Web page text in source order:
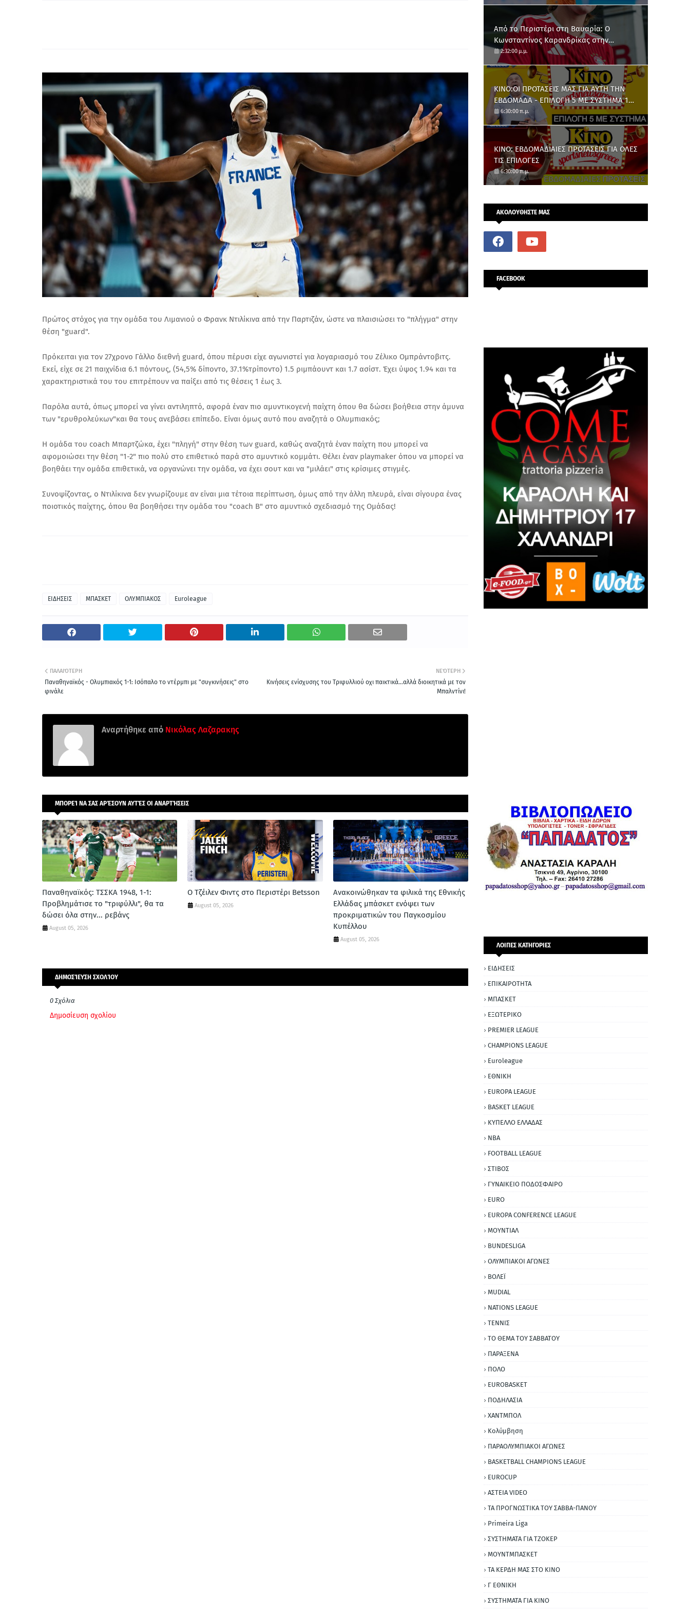
Πρώτος στόχος για την ομάδα του Λιμανιού ο Φρανκ Ντιλίκινα από την Παρτιζάν, ώστε να πλαισιώσει το "πλήγμα" στην
θέση "guard".
Πρόκειται για τον 27χρονο Γάλλο διεθνή guard, όπου πέρυσι είχε αγωνιστεί για λογαριασμό του Ζέλικο Ομπράντοβιτς.
Εκεί, είχε σε 21 παιχνίδια 6.1 πόντους, (54,5% δίποντο, 37.1%τρίποντο) 1.5 ριμπάουντ και 1.7 ασίστ. Έχει ύψος 1.94 και τα
χαρακτηριστικά του του επιτρέπουν να παίξει από τις θέσεις 1 έως 3.
Παρόλα αυτά, όπως μπορεί να γίνει αντιληπτό, αφορά έναν πιο αμυντικογενή παίχτη όπου θα δώσει βοήθεια στην άμυνα
των "ερυθρολεύκων"και θα τους ανεβάσει επίπεδο. Είναι όμως αυτό που αναζητά ο Ολυμπιακός;
Η ομάδα του coach Μπαρτζώκα, έχει "πληγή" στην θέση των guard, καθώς αναζητά έναν παίχτη που μπορεί να
αφομοιώσει την θέση "1-2" πιο πολύ στο επιθετικό παρά στο αμυντικό κομμάτι. Θέλει έναν playmaker όπου να μπορεί να
βοηθάει την ομάδα επιθετικά, να οργανώνει την ομάδα, να έχει σουτ και να "μιλάει" στις κρίσιμες στιγμές.
Συνοψίζοντας, ο Ντιλίκινα δεν γνωρίζουμε αν είναι μια τέτοια περίπτωση, όμως από την άλλη πλευρά, είναι σίγουρα ένας
ποιοτικός παίχτης, όπου θα βοηθήσει την ομάδα του "coach B" στο αμυντικό σχεδιασμό της Ομάδας!
ΕΙΔΗΣΕΙΣ ΜΠΑΣΚΕΤ ΟΛΥΜΠΙΑΚΟΣ Euroleague
ΝΕΌΤΕΡΗ
Κινήσεις ενίσχυσης του Τριφυλλιού οχι παικτικά...αλλά διοικητικά με τον
Μπαλντίνι!
ΠΑΛΑΙΌΤΕΡΗ
Παναθηναϊκός - Ολυμπιακός 1-1: Ισόπαλο το ντέρμπι με "συγκινήσεις" στο
φινάλε
Αναρτήθηκε από Νικόλας Λαζαρακης
ΜΠΟΡΕΊ ΝΑ ΣΑΣ ΑΡΈΣΟΥΝ ΑΥΤΈΣ ΟΙ ΑΝΑΡΤΉΣΕΙΣ
Παναθηναϊκός: ΤΣΣΚΑ 1948, 1-1:
Προβλημάτισε το "τριφύλλι", θα τα
δώσει όλα στην... ρεβάνς
August 05, 2026
Ο Τζέιλεν Φιντς στο Περιστέρι Betsson
August 05, 2026
Ανακοινώθηκαν τα φιλικά της Εθνικής
Ελλάδας μπάσκετ ενόψει των
προκριματικών του Παγκοσμίου
Κυπέλλου
August 05, 2026
ΔΗΜΟΣΊΕΥΣΗ ΣΧΟΛΊΟΥ
0 Σχόλια
Δημοσίευση σχολίου
Από το Περιστέρι στη Βαυαρία: O
Κωνσταντίνος Καρανδρίκας στην
Μπάγερν Μονάχου
2:32:00 μ.μ.
ΚΙΝΟ:ΟΙ ΠΡΟΤΑΣΕΙΣ ΜΑΣ ΓΙΑ ΑΥΤΗ ΤΗΝ
ΕΒΔΟΜΑΔΑ - ΕΠΙΛΟΓΗ 5 ΜΕ ΣΥΣΤΗΜΑ 10
ΑΡΙΘΜΩΝ
6:30:00 π.μ.
ΚΙΝΟ: ΕΒΔΟΜΑΔΙΑΙΕΣ ΠΡΟΤΑΣΕΙΣ ΓΙΑ ΟΛΕΣ
ΤΙΣ ΕΠΙΛΟΓΕΣ
6:30:00 π.μ.
ΑΚΟΛΟΥΘΗΣΤΕ ΜΑΣ
FACEBOOK
ΛΟΙΠΕΣ ΚΑΤΗΓΟΡΙΕΣ
ΕΙΔΗΣΕΙΣ
ΕΠΙΚΑΙΡΟΤΗΤΑ
ΜΠΑΣΚΕΤ
ΕΞΩΤΕΡΙΚΟ
PREMIER LEAGUE
CHAMPIONS LEAGUE
Euroleague
ΕΘΝΙΚΗ
EUROPA LEAGUE
BASKET LEAGUE
ΚΥΠΕΛΛΟ ΕΛΛΑΔΑΣ
NBA
FOOTBALL LEAGUE
ΣΤΙΒΟΣ
ΓΥΝΑΙΚΕΙΟ ΠΟΔΟΣΦΑΙΡΟ
EURO
EUROPA CONFERENCE LEAGUE
ΜΟΥΝΤΙΑΛ
BUNDESLIGA
ΟΛΥΜΠΙΑΚΟΙ ΑΓΩΝΕΣ
ΒΟΛΕΪ
MUDIAL
NATIONS LEAGUE
ΤΕΝΝΙΣ
ΤΟ ΘΕΜΑ ΤΟΥ ΣΑΒΒΑΤΟΥ
ΠΑΡΑΞΕΝΑ
ΠΟΛΟ
EUROBASKET
ΠΟΔΗΛΑΣΙΑ
ΧΑΝΤΜΠΟΛ
Κολύμβηση
ΠΑΡΑΟΛΥΜΠΙΑΚΟΙ ΑΓΩΝΕΣ
BASKETBALL CHAMPIONS LEAGUE
EUROCUP
ΑΣΤΕΙΑ VIDEO
ΤΑ ΠΡΟΓΝΩΣΤΙΚΑ ΤΟΥ ΣΑΒΒΑ-ΠΑΝΟΥ
Primeira Liga
ΣΥΣΤΗΜΑΤΑ ΓΙΑ ΤΖΟΚΕΡ
ΜΟΥΝΤΜΠΑΣΚΕΤ
ΤΑ ΚΕΡΔΗ ΜΑΣ ΣΤΟ ΚΙΝΟ
Γ ΕΘΝΙΚΗ
ΣΥΣΤΗΜΑΤΑ ΓΙΑ ΚΙΝΟ